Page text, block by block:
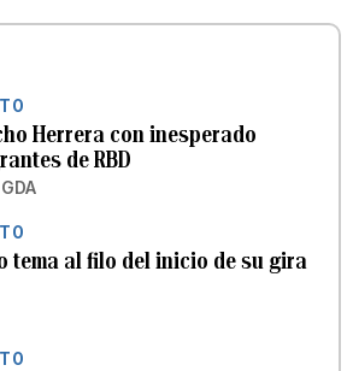
Herrera con inesperado
de RBD
tema al filo del inicio de su gira